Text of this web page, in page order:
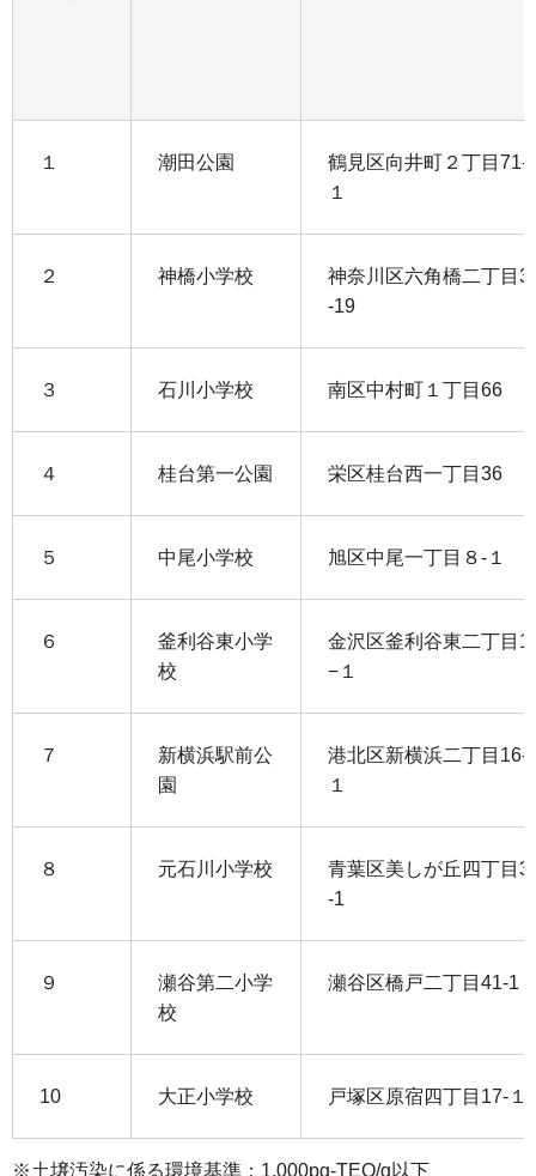
１ 潮田公園
鶴見区向井町２丁目71-
１
２ 神橋小学校
神奈川区六角橋二丁目
-19
３ 石川小学校 南区中村町１丁目66
４ 桂台第一公園 栄区桂台西一丁目36
５ 中尾小学校 旭区中尾一丁目８-１
６
釜利谷東小学
校
金沢区釜利谷東二丁目
−１
７
新横浜駅前公
園
港北区新横浜二丁目16-
１
８ 元石川小学校
青葉区美しが丘四丁目
-1
９
瀬谷第二小学
校
瀬谷区橋戸二丁目41-1
10 大正小学校 戸塚区原宿四丁目17-１
※土壌汚染に係る環境基準：1,000pg-TEQ/g以下